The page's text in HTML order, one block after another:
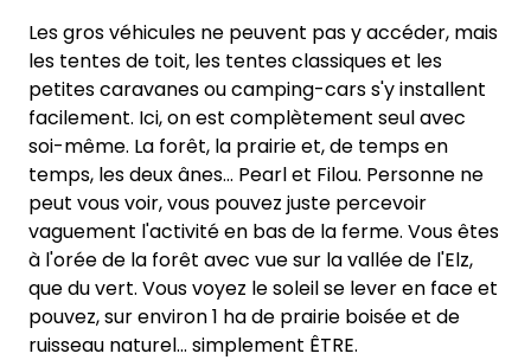
Les gros véhicules ne peuvent pas y accéder, mais
les tentes de toit, les tentes classiques et les
petites caravanes ou camping-cars s'y installent
facilement. Ici, on est complètement seul avec
soi-même. La forêt, la prairie et, de temps en
temps, les deux ânes… Pearl et Filou. Personne ne
peut vous voir, vous pouvez juste percevoir
vaguement l'activité en bas de la ferme. Vous êtes
à l'orée de la forêt avec vue sur la vallée de l'Elz,
que du vert. Vous voyez le soleil se lever en face et
pouvez, sur environ 1 ha de prairie boisée et de
ruisseau naturel... simplement ÊTRE.